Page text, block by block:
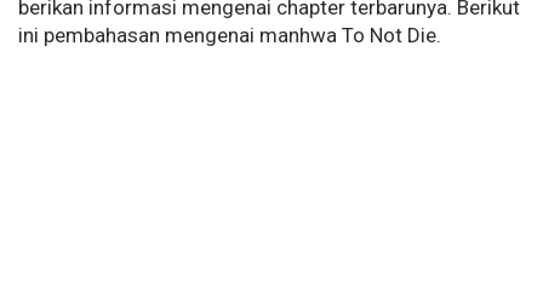
berikan informasi mengenai chapter terbarunya. Berikut
ini pembahasan mengenai manhwa To Not Die.